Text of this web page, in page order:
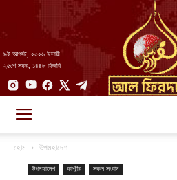
৯ই আগস্ট, ২০২৬ ঈসায়ী
২৫শে সফর, ১৪৪৮ হিজরি
হোম উপমহাদেশ
উপমহাদেশ কাশ্মীর সকল সংবাদ